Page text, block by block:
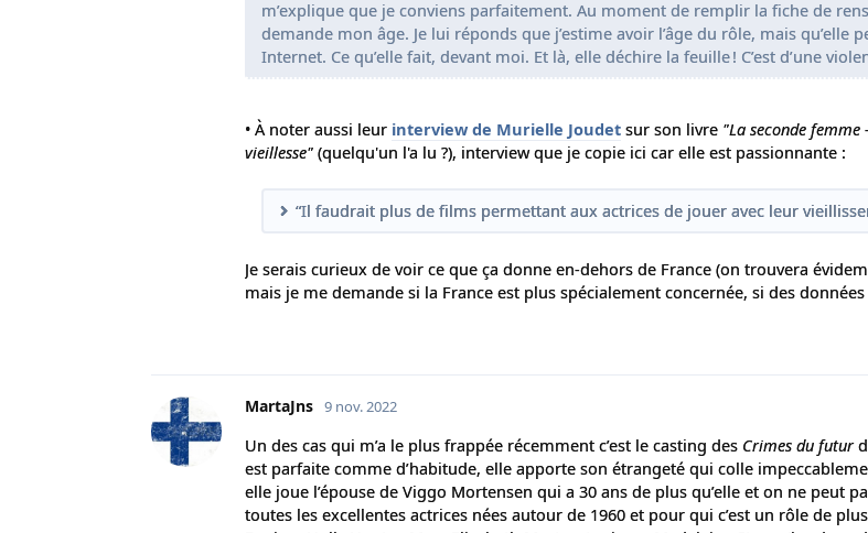
m’explique que je conviens parfaitement. Au moment de remplir la fiche de
demande mon âge. Je lui réponds que j’estime avoir l’âge du rôle, mais qu’elle
Internet. Ce qu’elle fait, devant moi. Et là, elle déchire la feuille ! C’est d’une
• À noter aussi leur interview de Murielle Joudet sur son livre "La seconde
vieillesse" (quelqu'un l'a lu ?), interview que je copie ici car elle est passionnante :
“Il faudrait plus de films permettant aux actrices de jouer avec leur
Je serais curieux de voir ce que ça donne en-dehors de France (on trouvera
mais je me demande si la France est plus spécialement concernée, si des
MartaJns 9 nov. 2022
Un des cas qui m’a le plus frappée récemment c’est le casting des Crimes du futur
est parfaite comme d’habitude, elle apporte son étrangeté qui colle
elle joue l’épouse de Viggo Mortensen qui a 30 ans de plus qu’elle et on ne peut
toutes les excellentes actrices nées autour de 1960 et pour qui c’est un rôle de